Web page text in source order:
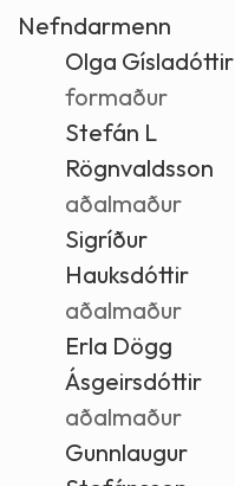
Nefndarmenn
Olga Gísladóttir
formaður
Stefán L
Rögnvaldsson
aðalmaður
Sigríður
Hauksdóttir
aðalmaður
Erla Dögg
Ásgeirsdóttir
aðalmaður
Gunnlaugur